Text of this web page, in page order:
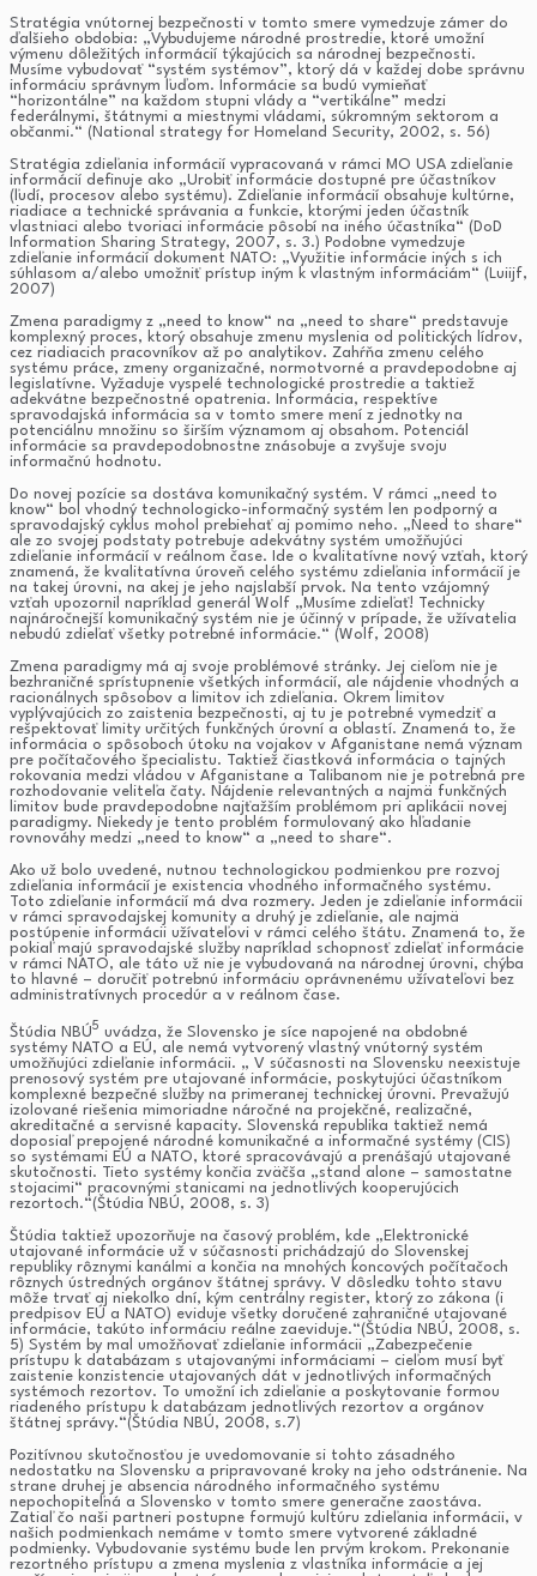
Stratégia vnútornej bezpečnosti v tomto smere vymedzuje zámer do
ďalšieho obdobia: „Vybudujeme národné prostredie, ktoré umožní
výmenu dôležitých informácií týkajúcich sa národnej bezpečnosti.
Musíme vybudovať “systém systémov”, ktorý dá v každej dobe správnu
informáciu správnym ľuďom. Informácie sa budú vymieňať
“horizontálne” na každom stupni vlády a “vertikálne” medzi
federálnymi, štátnymi a miestnymi vládami, súkromným sektorom a
občanmi.“ (National strategy for Homeland Security, 2002, s. 56)
Stratégia zdieľania informácií vypracovaná v rámci MO USA zdieľanie
informácií definuje ako „Urobiť informácie dostupné pre účastníkov
(ľudí, procesov alebo systému). Zdieľanie informácií obsahuje kultúrne,
riadiace a technické správania a funkcie, ktorými jeden účastník
vlastniaci alebo tvoriaci informácie pôsobí na iného účastníka“ (DoD
Information Sharing Strategy, 2007, s. 3.) Podobne vymedzuje
zdieľanie informácií dokument NATO: „Využitie informácie iných s ich
súhlasom a/alebo umožniť prístup iným k vlastným informáciám“ (Luiijf,
2007)
Zmena paradigmy z „need to know“ na „need to share“ predstavuje
komplexný proces, ktorý obsahuje zmenu myslenia od politických lídrov,
cez riadiacich pracovníkov až po analytikov. Zahŕňa zmenu celého
systému práce, zmeny organizačné, normotvorné a pravdepodobne aj
legislatívne. Vyžaduje vyspelé technologické prostredie a taktiež
adekvátne bezpečnostné opatrenia. Informácia, respektíve
spravodajská informácia sa v tomto smere mení z jednotky na
potenciálnu množinu so širším významom aj obsahom. Potenciál
informácie sa pravdepodobnostne znásobuje a zvyšuje svoju
informačnú hodnotu.
Do novej pozície sa dostáva komunikačný systém. V rámci „need to
know“ bol vhodný technologicko-informačný systém len podporný a
spravodajský cyklus mohol prebiehať aj pomimo neho. „Need to share“
ale zo svojej podstaty potrebuje adekvátny systém umožňujúci
zdieľanie informácií v reálnom čase. Ide o kvalitatívne nový vzťah, ktorý
znamená, že kvalitatívna úroveň celého systému zdieľania informácií je
na takej úrovni, na akej je jeho najslabší prvok. Na tento vzájomný
vzťah upozornil napríklad generál Wolf „Musíme zdieľať! Technicky
najnáročnejší komunikačný systém nie je účinný v prípade, že užívatelia
nebudú zdieľať všetky potrebné informácie.“ (Wolf, 2008)
Zmena paradigmy má aj svoje problémové stránky. Jej cieľom nie je
bezhraničné sprístupnenie všetkých informácií, ale nájdenie vhodných a
racionálnych spôsobov a limitov ich zdieľania. Okrem limitov
vyplývajúcich zo zaistenia bezpečnosti, aj tu je potrebné vymedziť a
rešpektovať limity určitých funkčných úrovní a oblastí. Znamená to, že
informácia o spôsoboch útoku na vojakov v Afganistane nemá význam
pre počítačového špecialistu. Taktiež čiastková informácia o tajných
rokovania medzi vládou v Afganistane a Talibanom nie je potrebná pre
rozhodovanie veliteľa čaty. Nájdenie relevantných a najmä funkčných
limitov bude pravdepodobne najťažším problémom pri aplikácii novej
paradigmy. Niekedy je tento problém formulovaný ako hľadanie
rovnováhy medzi „need to know“ a „need to share“.
Ako už bolo uvedené, nutnou technologickou podmienkou pre rozvoj
zdieľania informácií je existencia vhodného informačného systému.
Toto zdieľanie informácií má dva rozmery. Jeden je zdieľanie informácii
v rámci spravodajskej komunity a druhý je zdieľanie, ale najmä
postúpenie informácii užívateľovi v rámci celého štátu. Znamená to, že
pokiaľ majú spravodajské služby napríklad schopnosť zdieľať informácie
v rámci NATO, ale táto už nie je vybudovaná na národnej úrovni, chýba
to hlavné – doručiť potrebnú informáciu oprávnenému užívateľovi bez
administratívnych procedúr a v reálnom čase.
Štúdia NBÚ5 uvádza, že Slovensko je síce napojené na obdobné
systémy NATO a EÚ, ale nemá vytvorený vlastný vnútorný systém
umožňujúci zdieľanie informácii. „ V súčasnosti na Slovensku neexistuje
prenosový systém pre utajované informácie, poskytujúci účastníkom
komplexné bezpečné služby na primeranej technickej úrovni. Prevažujú
izolované riešenia mimoriadne náročné na projekčné, realizačné,
akreditačné a servisné kapacity. Slovenská republika taktiež nemá
doposiaľ prepojené národné komunikačné a informačné systémy (CIS)
so systémami EÚ a NATO, ktoré spracovávajú a prenášajú utajované
skutočnosti. Tieto systémy končia zväčša „stand alone – samostatne
stojacimi“ pracovnými stanicami na jednotlivých kooperujúcich
rezortoch.“(Štúdia NBÚ, 2008, s. 3)
Štúdia taktiež upozorňuje na časový problém, kde „Elektronické
utajované informácie už v súčasnosti prichádzajú do Slovenskej
republiky rôznymi kanálmi a končia na mnohých koncových počítačoch
rôznych ústredných orgánov štátnej správy. V dôsledku tohto stavu
môže trvať aj niekoľko dní, kým centrálny register, ktorý zo zákona (i
predpisov EÚ a NATO) eviduje všetky doručené zahraničné utajované
informácie, takúto informáciu reálne zaeviduje.“(Štúdia NBÚ, 2008, s.
5) Systém by mal umožňovať zdieľanie informácii „Zabezpečenie
prístupu k databázam s utajovanými informáciami – cieľom musí byť
zaistenie konzistencie utajovaných dát v jednotlivých informačných
systémoch rezortov. To umožní ich zdieľanie a poskytovanie formou
riadeného prístupu k databázam jednotlivých rezortov a orgánov
štátnej správy.“(Štúdia NBÚ, 2008, s.7)
Pozitívnou skutočnosťou je uvedomovanie si tohto zásadného
nedostatku na Slovensku a pripravované kroky na jeho odstránenie. Na
strane druhej je absencia národného informačného systému
nepochopiteľná a Slovensko v tomto smere generačne zaostáva.
Zatiaľ čo naši partneri postupne formujú kultúru zdieľania informácii, v
našich podmienkach nemáme v tomto smere vytvorené základné
podmienky. Vybudovanie systému bude len prvým krokom. Prekonanie
rezortného prístupu a zmena myslenia z vlastníka informácie a jej